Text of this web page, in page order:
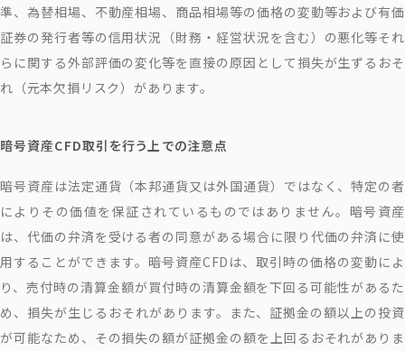
準、為替相場、不動産相場、商品相場等の価格の変動等および有価
証券の発行者等の信用状況（財務・経営状況を含む）の悪化等それ
らに関する外部評価の変化等を直接の原因として損失が生ずるおそ
れ（元本欠損リスク）があります。
暗号資産CFD取引を行う上での注意点
暗号資産は法定通貨（本邦通貨又は外国通貨）ではなく、特定の者
によりその価値を保証されているものではありません。暗号資産
は、代価の弁済を受ける者の同意がある場合に限り代価の弁済に使
用することができます。暗号資産CFDは、取引時の価格の変動によ
り、売付時の清算金額が買付時の清算金額を下回る可能性があるた
め、損失が生じるおそれがあります。また、証拠金の額以上の投資
が可能なため、その損失の額が証拠金の額を上回るおそれがありま